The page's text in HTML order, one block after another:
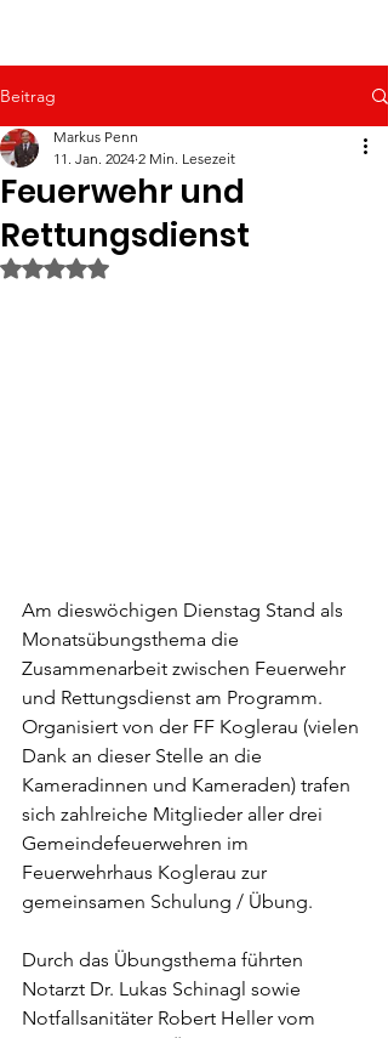
Beitrag
Feuerwehr und
Rettungsdienst
Markus Penn
11. Jan. 2024 2 Min. Lesezeit
Mit NaN von 5 Sternen bewertet.
Am dieswöchigen Dienstag Stand als
Monatsübungsthema die
Zusammenarbeit zwischen Feuerwehr
und Rettungsdienst am Programm.
Organisiert von der FF Koglerau (vielen
Dank an dieser Stelle an die
Kameradinnen und Kameraden) trafen
sich zahlreiche Mitglieder aller drei
Gemeindefeuerwehren im
Feuerwehrhaus Koglerau zur
gemeinsamen Schulung / Übung.
Durch das Übungsthema führten
Notarzt Dr. Lukas Schinagl sowie
Notfallsanitäter Robert Heller vom